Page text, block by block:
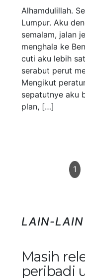
Alhamdulillah.
Lumpur. Aku
semalam, jalan
menghala ke
cuti aku lebih
serabut perut
Mengikut
sepatutnye aku
plan, […]
1
LAIN-
Masih
peribadi